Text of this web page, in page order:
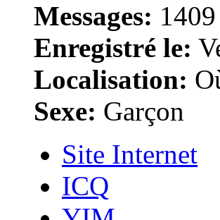
Messages: 1409
Enregistré le:
Localisation:
Sexe: Garçon
Site Internet
ICQ